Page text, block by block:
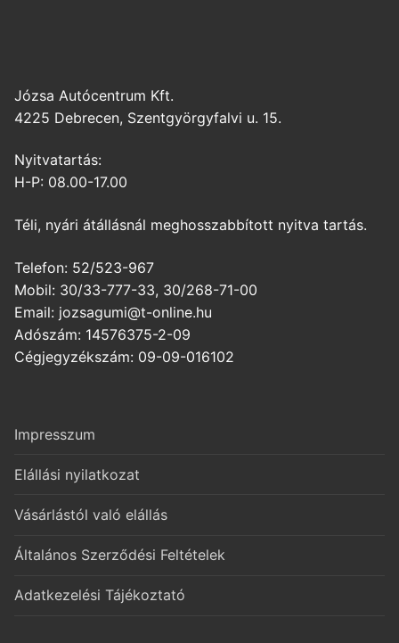
Józsa Autócentrum Kft.
4225 Debrecen, Szentgyörgyfalvi u. 15.
Nyitvatartás:
H-P: 08.00-17.00
Téli, nyári átállásnál meghosszabbított nyitva tartás.
Telefon: 52/523-967
Mobil: 30/33-777-33, 30/268-71-00
Email: jozsagumi@t-online.hu
Adószám: 14576375-2-09
Cégjegyzékszám: 09-09-016102
Impresszum
Elállási nyilatkozat
Vásárlástól való elállás
Általános Szerződési Feltételek
Adatkezelési Tájékoztató